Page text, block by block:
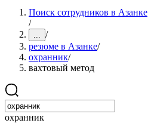
Поиск сотрудников в Азанке
/
... /
резюме в Азанке/
охранник/
вахтовый метод
охранник